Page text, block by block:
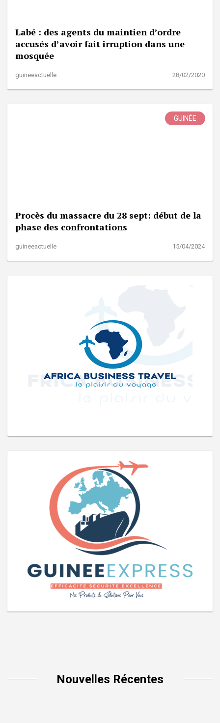
Labé : des agents du maintien d’ordre
accusés d’avoir fait irruption dans une
mosquée
guineeactuelle 28/02/2020
GUINÉE
Procès du massacre du 28 sept: début de la
phase des confrontations
guineeactuelle 15/04/2024
Nouvelles Récentes